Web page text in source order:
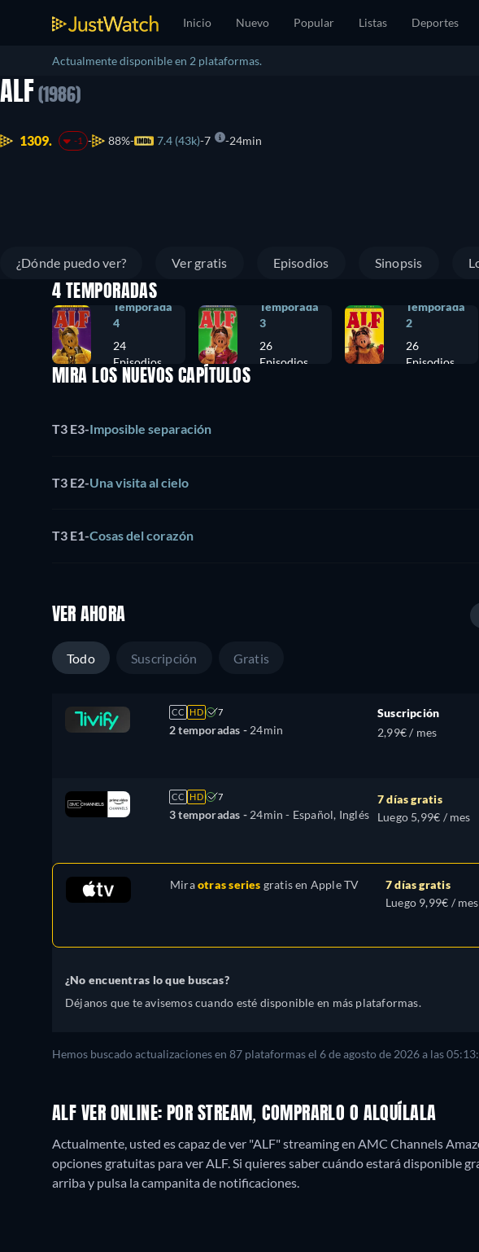
Inicio Nuevo Popular Listas Deportes
Actualmente disponible en 2 plataformas.
ALF (1986)
1309. -1 88% 7.4 (43k) 7 24min
¿Dónde puedo ver? Ver gratis Episodios Sinopsis
4 TEMPORADAS
Temporada
4
24
Episodios
Temporada
3
26
Episodios
Temporada
2
26
Episodios
MIRA LOS NUEVOS CAPÍTULOS
T3 E3-Imposible separación
T3 E2-Una visita al cielo
T3 E1-Cosas del corazón
VER AHORA
Todo Suscripción Gratis
CC HD 7
2 temporadas - 24min
Suscripción
2,99€ / mes
CC HD 7
3 temporadas - 24min - Español, Inglés
7 días gratis
Luego 5,99€ / mes
Miraotras series gratis en Apple TV
7 días gratis
Luego 9,99€ / mes
¿No encuentras lo que buscas?
Déjanos que te avisemos cuando esté disponible en más plataformas.
Hemos buscado actualizaciones en 87 plataformas el 6 de agosto de 2026a las
ALF VER ONLINE: POR STREAM, COMPRARLO O ALQUÍLALA
Actualmente, usted es capaz de ver "ALF" streaming en AMC Channels
opciones gratuitas para ver ALF. Si quieres saber cuándo estará disponible
arriba y pulsa la campanita de notificaciones.